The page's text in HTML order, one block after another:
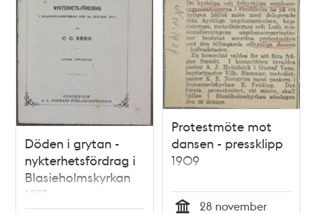
Döden i grytan -
nykterhetsfördrag i
Blasieholmskyrkan
1875
Protestmöte mot
dansen - pressklipp
1909
28 november